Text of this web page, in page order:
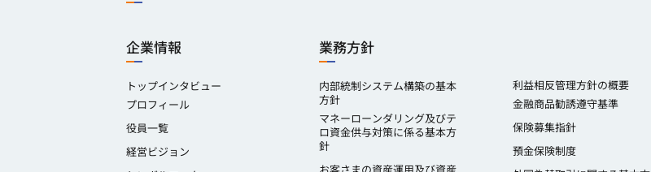
企業情報
トップインタビュー
プロフィール
役員一覧
経営ビジョン
業務方針
内部統制システム構築の基本
方針
マネーローンダリング及びテ
ロ資金供与対策に係る基本方
針
利益相反管理方針の概要
金融商品勧誘遵守基準
保険募集指針
預金保険制度